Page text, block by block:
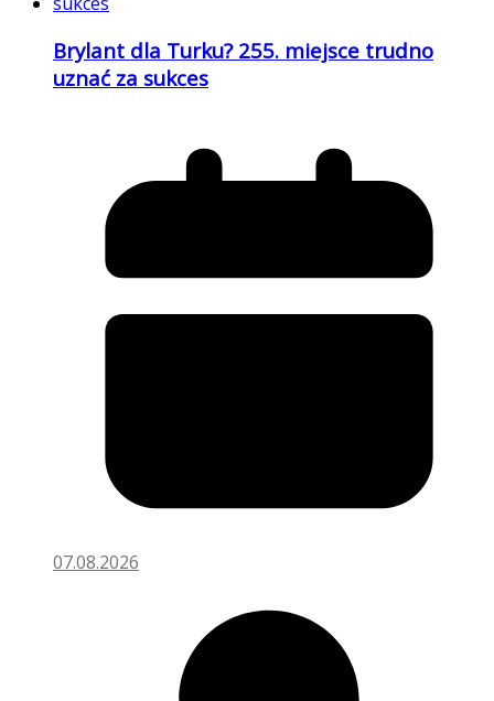
Brylant dla Turku? 255. miejsce trudno
uznać za sukces
07.08.2026